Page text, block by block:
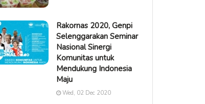
Rakornas 2020, Genpi
Selenggarakan Seminar
Nasional Sinergi
Komunitas untuk
Mendukung Indonesia
Maju
Wed, 02 Dec 2020